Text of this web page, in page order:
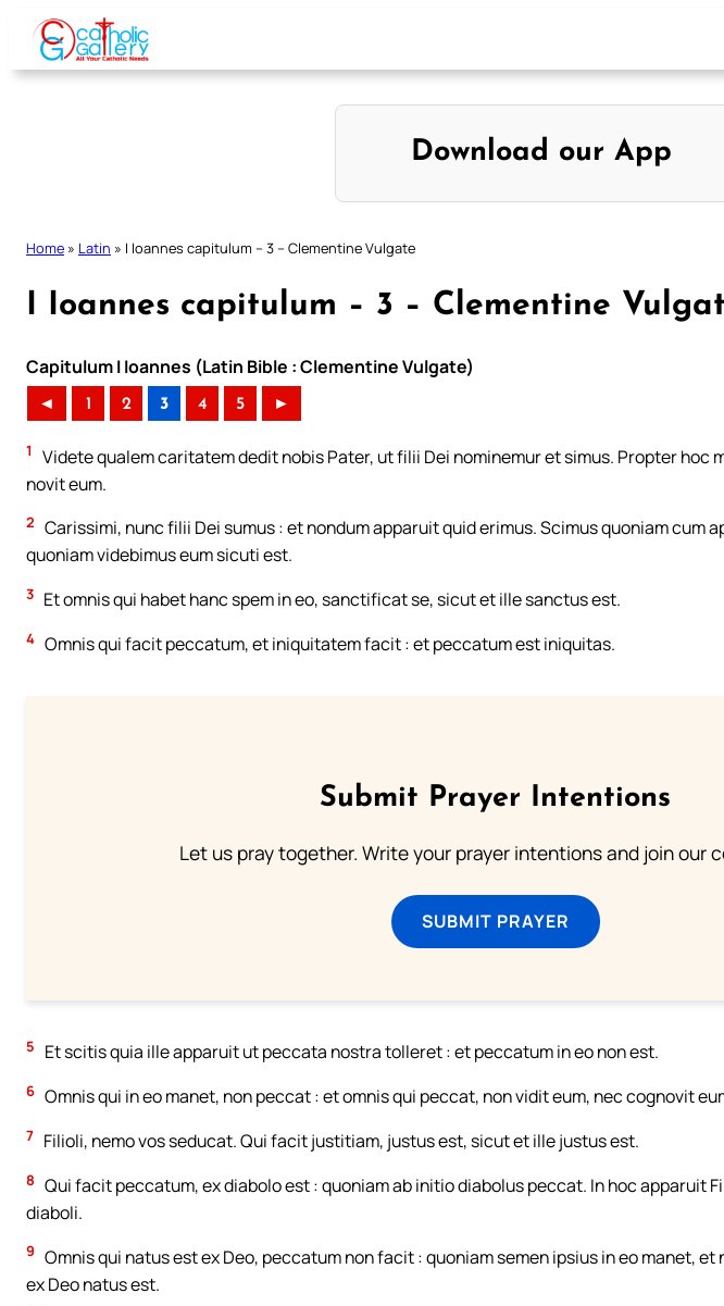
Skip
content
Download our App
Home » Latin » I Ioannes capitulum – 3 – Clementine Vulgate
I Ioannes capitulum – 3 – Clementine
Capitulum I Ioannes (Latin Bible : Clementine Vulgate)
◄ 1 2 3 4 5 ►
1
Videte qualem caritatem dedit nobis Pater, ut filii Dei nominemur et simus. Propter hoc
novit eum.
2 Carissimi, nunc filii Dei sumus : et nondum apparuit quid erimus. Scimus quoniam cum
quoniam videbimus eum sicuti est.
3 Et omnis qui habet hanc spem in eo, sanctificat se, sicut et ille sanctus est.
4 Omnis qui facit peccatum, et iniquitatem facit : et peccatum est iniquitas.
Submit Prayer Intentions
Let us pray together. Write your prayer intentions and join our
SUBMIT PRAYER
5 Et scitis quia ille apparuit ut peccata nostra tolleret : et peccatum in eo non est.
6 Omnis qui in eo manet, non peccat : et omnis qui peccat, non vidit eum, nec cognovit
7 Filioli, nemo vos seducat. Qui facit justitiam, justus est, sicut et ille justus est.
8 Qui facit peccatum, ex diabolo est : quoniam ab initio diabolus peccat. In hoc apparuit
diaboli.
9 Omnis qui natus est ex Deo, peccatum non facit : quoniam semen ipsius in eo manet,
ex Deo natus est.